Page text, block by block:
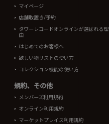
マイページ
店舗取置き/予約
タワーレコードオンラインが選ばれる理
由
はじめてのお客様へ
欲しい物リストの使い方
コレクション機能の使い方
規約、その他
メンバーズ利用規約
オンライン利用規約
マーケットプレイス利用規約